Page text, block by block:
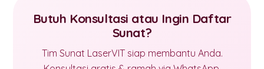
Butuh Konsultasi atau Ingin Daftar
Sunat?
Tim Sunat LaserVIT siap membantu Anda.